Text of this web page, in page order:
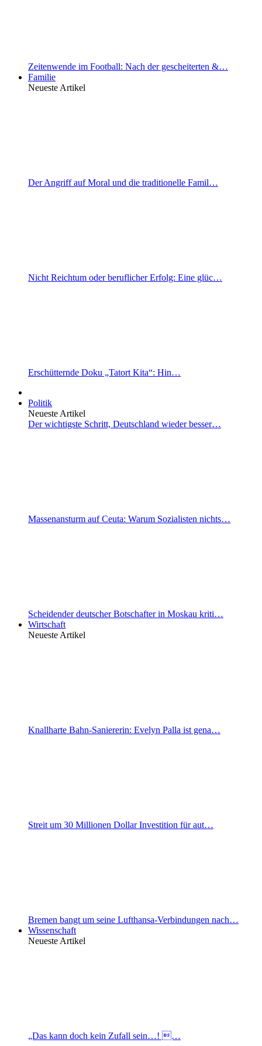
Zeitenwende im Football: Nach der gescheiterten &…
Familie
Neueste Artikel
Der Angriff auf Moral und die traditionelle Famil…
Nicht Reichtum oder beruflicher Erfolg: Eine glüc…
Erschütternde Doku „Tatort Kita“: Hin…
Politik
Neueste Artikel
Der wichtigste Schritt, Deutschland wieder besser…
Massenansturm auf Ceuta: Warum Sozialisten nichts…
Scheidender deutscher Botschafter in Moskau kriti…
Wirtschaft
Neueste Artikel
Knallharte Bahn-Saniererin: Evelyn Palla ist gena…
Streit um 30 Millionen Dollar Investition für aut…
Bremen bangt um seine Lufthansa-Verbindungen nach…
Wissenschaft
Neueste Artikel
„Das kann doch kein Zufall sein…! …